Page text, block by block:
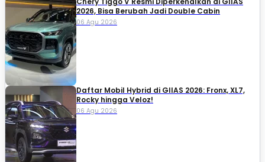
2026, Bisa Berubah Jadi Double Cabin
06 Agu 2026
Daftar Mobil Hybrid di GIIAS 2026: Fronx, XL7,
Rocky hingga Veloz!
06 Agu 2026